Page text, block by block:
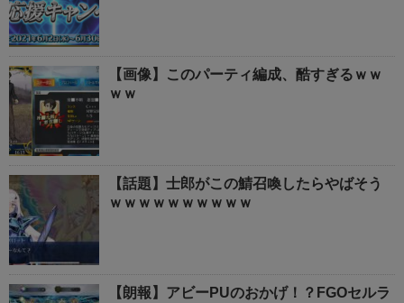
【画像】このパーティ編成、酷すぎるｗｗ
ｗｗ
【話題】士郎がこの鯖召喚したらやばそう
ｗｗｗｗｗｗｗｗｗｗ
【朗報】アビーPUのおかげ！？FGOセルラ